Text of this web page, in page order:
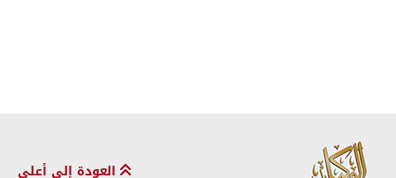
العودة إلى أعلى